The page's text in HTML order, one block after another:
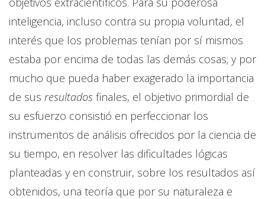
inteligencia, incluso contra su propia voluntad, el
interés que los problemas tenían por sí mismos
estaba por encima de todas las demás cosas; y por
mucho que pueda haber exagerado la importancia
de sus resultados finales, el objetivo primordial de
su esfuerzo consistió en perfeccionar los
instrumentos de análisis ofrecidos por la ciencia de
su tiempo, en resolver las dificultades lógicas
planteadas y en construir, sobre los resultados así
obtenidos, una teoría que por su naturaleza e